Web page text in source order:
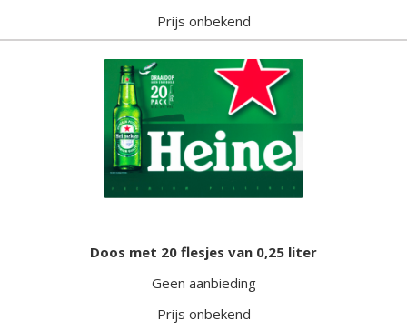
Prijs onbekend
Doos met 20 flesjes van 0,25 liter
Geen aanbieding
Prijs onbekend